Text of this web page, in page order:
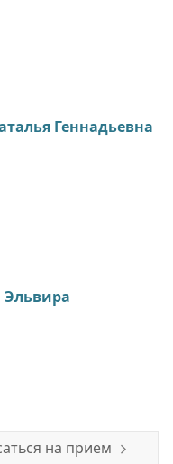
Геннадьевна
Эльвира
на прием